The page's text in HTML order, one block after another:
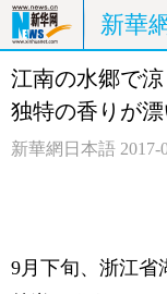
新華
ホームページ
江南の水郷で
独特の香りが漂
新華網日本語 2017-
9月下旬、浙江省